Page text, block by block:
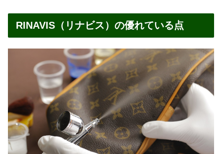
RINAVIS（リナビス）の優れている点